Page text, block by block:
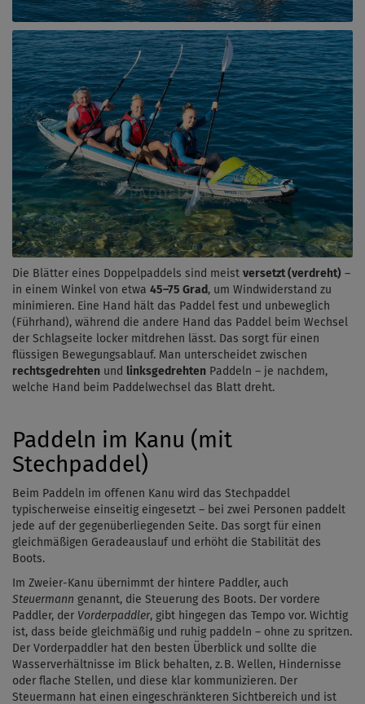
Die Blätter eines Doppelpaddels sind meist versetzt (verdreht) –
in einem Winkel von etwa 45–75 Grad , um Windwiderstand zu
minimieren. Eine Hand hält das Paddel fest und unbeweglich
(Führhand), während die andere Hand das Paddel beim Wechsel
der Schlagseite locker mitdrehen lässt. Das sorgt für einen
flüssigen Bewegungsablauf. Man unterscheidet zwischen
rechtsgedrehten und linksgedrehten Paddeln – je nachdem,
welche Hand beim Paddelwechsel das Blatt dreht.
Paddeln im Kanu (mit
Stechpaddel)
Beim Paddeln im offenen Kanu wird das Stechpaddel
typischerweise einseitig eingesetzt – bei zwei Personen paddelt
jede auf der gegenüberliegenden Seite. Das sorgt für einen
gleichmäßigen Geradeauslauf und erhöht die Stabilität des
Boots.
Im Zweier-Kanu übernimmt der hintere Paddler, auch
Steuermann genannt, die Steuerung des Boots. Der vordere
Paddler, der Vorderpaddler, gibt hingegen das Tempo vor. Wichtig
ist, dass beide gleichmäßig und ruhig paddeln – ohne zu spritzen.
Der Vorderpaddler hat den besten Überblick und sollte die
Wasserverhältnisse im Blick behalten, z. B. Wellen, Hindernisse
oder flache Stellen, und diese klar kommunizieren. Der
Steuermann hat einen eingeschränkteren Sichtbereich und ist